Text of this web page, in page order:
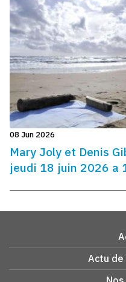
08 Jun 2026
Mary Joly et Denis
jeudi 18 juin 2026 a
Actu